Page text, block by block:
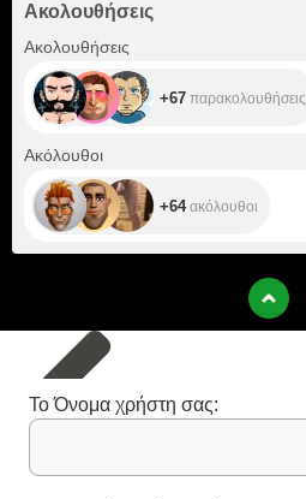
Ακολουθήσεις
Ακολουθήσεις
+67 παρακολουθήσεις
Ακόλουθοι
+64ακόλουθοι
Το Όνομα χρήστη σας: